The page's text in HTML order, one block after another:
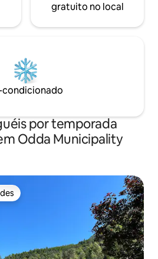
gratuito no local
condicionado
por temporada
Odda Municipality
dos hóspedes